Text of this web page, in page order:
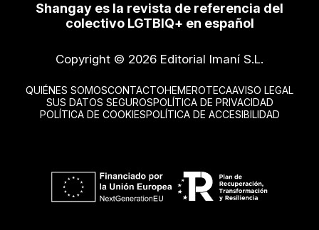
Shangay es la revista de referencia del
colectivo LGTBIQ+ en español
Copyright © 2026 Editorial Imaní S.L.
QUIÉNES SOMOSCONTACTOHEMEROTECAAVISO LEGAL
SUS DATOS SEGUROSPOLÍTICA DE PRIVACIDAD
POLÍTICA DE COOKIESPOLÍTICA DE ACCESIBILIDAD